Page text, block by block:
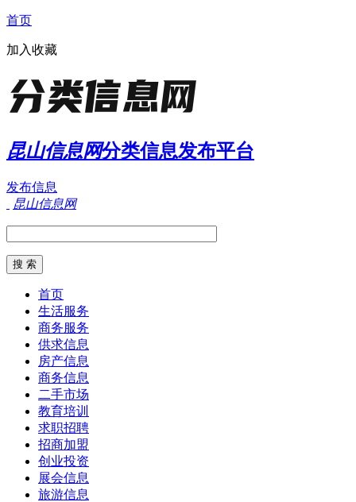
首页
加入收藏
昆山信息网分类信息发布平台
发布信息
昆山信息网
首页
生活服务
商务服务
供求信息
房产信息
商务信息
二手市场
教育培训
求职招聘
招商加盟
创业投资
展会信息
旅游信息